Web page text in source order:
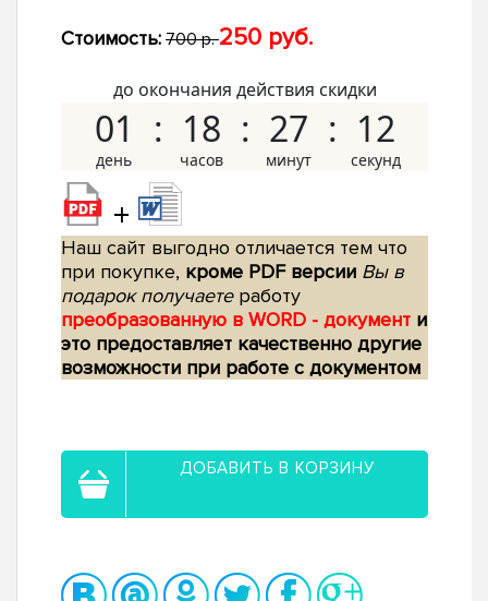
Стоимость: 700 р.250 руб.
до окончания действия скидки
01 18 27 11
+
Наш сайт выгодно отличается тем что
при покупке, кроме PDF версии Вы в
подарок получаетеработу
преобразованную в WORD - документ и
это предоставляет качественно другие
возможности при работе с документом
ДОБАВИТЬ В КОРЗИНУ